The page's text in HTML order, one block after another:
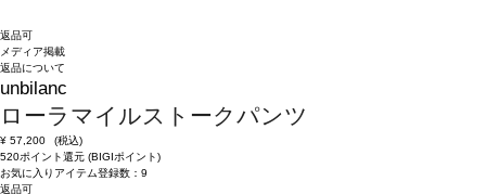
返品可
メディア掲載
返品について
unbilanc
ローラマイルストークパンツ
¥ 57,200
(税込)
520ポイント還元 (BIGIポイント)
お気に入りアイテム登録数： 9
返品可